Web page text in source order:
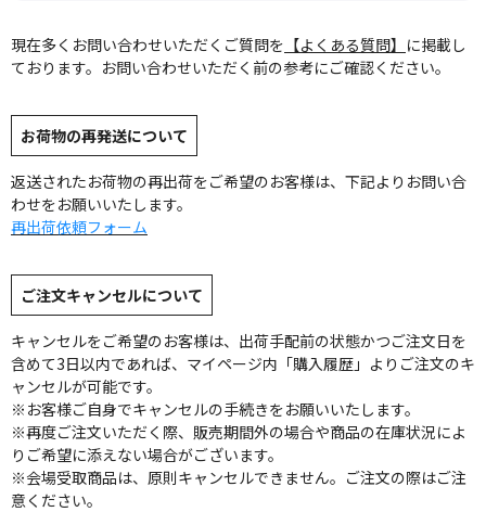
現在多くお問い合わせいただくご質問を 【よくある質問】 に掲載し
ております。お問い合わせいただく前の参考にご確認ください。
お荷物の再発送について
返送されたお荷物の再出荷をご希望のお客様は、下記よりお問い合
わせをお願いいたします。
再出荷依頼フォーム
ご注文キャンセルについて
キャンセルをご希望のお客様は、出荷手配前の状態かつご注文日を
含めて3日以内であれば、マイページ内「購入履歴」よりご注文のキ
ャンセルが可能です。
※お客様ご自身でキャンセルの手続きをお願いいたします。
※再度ご注文いただく際、販売期間外の場合や商品の在庫状況によ
りご希望に添えない場合がございます。
※会場受取商品は、原則キャンセルできません。ご注文の際はご注
意ください。